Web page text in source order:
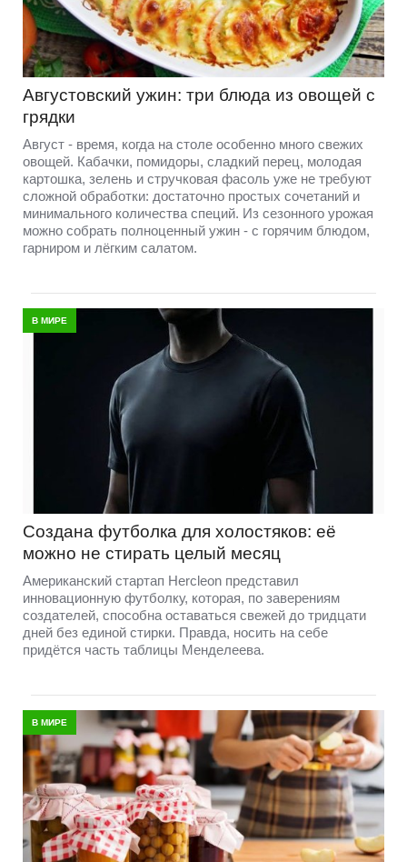
Августовский ужин: три блюда из овощей с
грядки
Август - время, когда на столе особенно много свежих
овощей. Кабачки, помидоры, сладкий перец, молодая
картошка, зелень и стручковая фасоль уже не требуют
сложной обработки: достаточно простых сочетаний и
минимального количества специй. Из сезонного урожая
можно собрать полноценный ужин - с горячим блюдом,
гарниром и лёгким салатом.
В МИРЕ
Создана футболка для холостяков: её
можно не стирать целый месяц
Американский стартап Hercleon представил
инновационную футболку, которая, по заверениям
создателей, способна оставаться свежей до тридцати
дней без единой стирки. Правда, носить на себе
придётся часть таблицы Менделеева.
В МИРЕ